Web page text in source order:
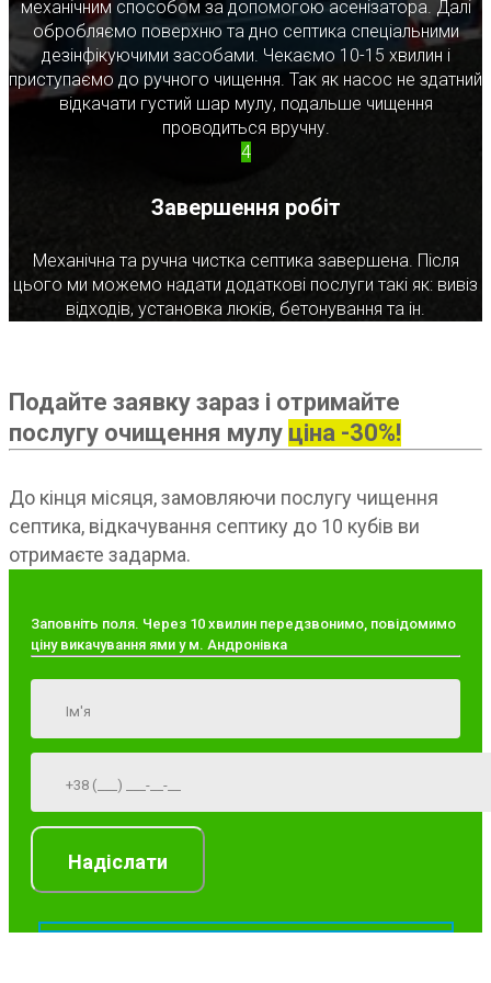
механічним способом за допомогою асенізатора. Далі
обробляємо поверхню та дно септика спеціальними
дезінфікуючими засобами. Чекаємо 10-15 хвилин і
приступаємо до ручного чищення. Так як насос не здатний
відкачати густий шар мулу, подальше чищення
проводиться вручну.
4
Завершення робіт
Механічна та ручна чистка септика завершена. Після
цього ми можемо надати додаткові послуги такі як: вивіз
відходів, установка люків, бетонування та ін.
Подайте заявку зараз і отримайте
послугу очищення мулу ціна -30%!
До кінця місяця, замовляючи послугу чищення
септика, відкачування септику до 10 кубів ви
отримаєте задарма.
Заповніть поля. Через 10 хвилин передзвонимо, повідомимо
ціну викачування ями у м. Андронівка